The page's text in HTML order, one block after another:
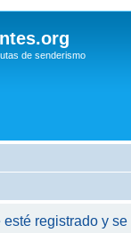
de senderismo
registrado y